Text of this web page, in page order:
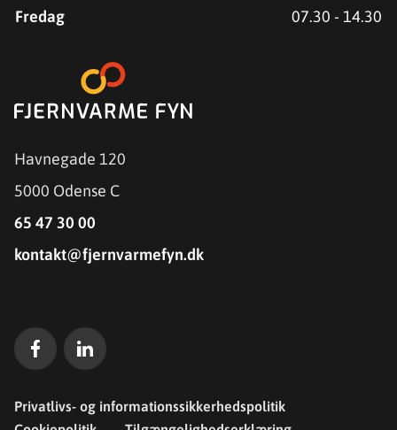
Havnegade 120
5000 Odense C
65 47 30 00
kontakt@fjernvarmefyn.dk
Fredag
07.30 - 14.30
Privatlivs- og informationssikkerhedspolitik